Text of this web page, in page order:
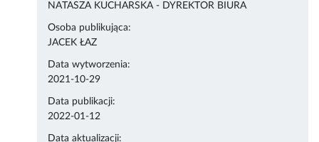
NATASZA KUCHARSKA - DYREKTOR BIURA
Osoba publikująca:
JACEK ŁAZ
Data wytworzenia:
2021-10-29
Data publikacji:
2022-01-12
Data aktualizacji: